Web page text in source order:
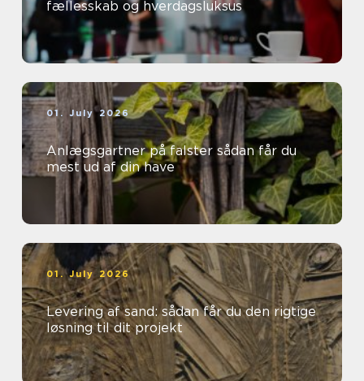
fællesskab og hverdagsluksus
01. July 2026
Anlægsgartner på falster sådan får du
mest ud af din have
01. July 2026
Levering af sand: sådan får du den rigtige
løsning til dit projekt